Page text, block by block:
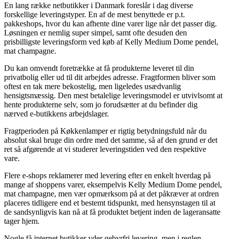
En lang række netbutikker i Danmark foreslår i dag diverse
forskellige leveringstyper. En af de mest benyttede er p.t.
pakkeshops, hvor du kan afhente dine varer lige når det passer dig.
Løsningen er nemlig super simpel, samt ofte desuden den
prisbilligste leveringsform ved køb af Kelly Medium Dome pendel,
mat champagne.
Du kan omvendt foretrække at få produkterne leveret til din
privatbolig eller ud til dit arbejdes adresse. Fragtformen bliver som
oftest en tak mere bekostelig, men ligeledes usædvanlig
hensigtsmæssig. Den mest betalelige leveringsmodel er utvivlsomt at
hente produkterne selv, som jo forudsætter at du befinder dig
nærved e-butikkens arbejdslager.
Fragtperioden på Køkkenlamper er rigtig betydningsfuld når du
absolut skal bruge din ordre med det samme, så af den grund er det
ret så afgørende at vi studerer leveringstiden ved den respektive
vare.
Flere e-shops reklamerer med levering efter en enkelt hverdag på
mange af shoppens varer, eksempelvis Kelly Medium Dome pendel,
mat champagne, men vær opmærksom på at det påkræver at ordren
placeres tidligere end et bestemt tidspunkt, med hensynstagen til at
de sandsynligvis kan nå at få produktet betjent inden de lageransatte
tager hjem.